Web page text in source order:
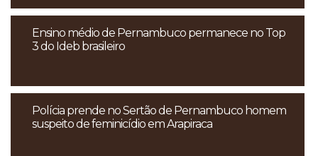
Ensino médio de Pernambuco permanece no Top
3 do Ideb brasileiro
Polícia prende no Sertão de Pernambuco homem
suspeito de feminicídio em Arapiraca